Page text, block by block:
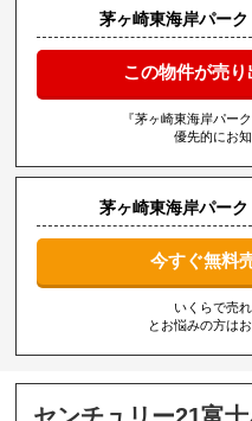
茅ヶ崎東海岸パー
この物件が売り
『茅ヶ崎東海岸パー
優先的にお
茅ヶ崎東海岸パー
今すぐ無料
いくらで売
とお悩みの方は